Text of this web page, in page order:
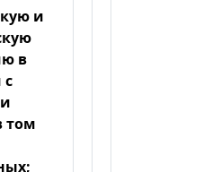
и
в
с
том